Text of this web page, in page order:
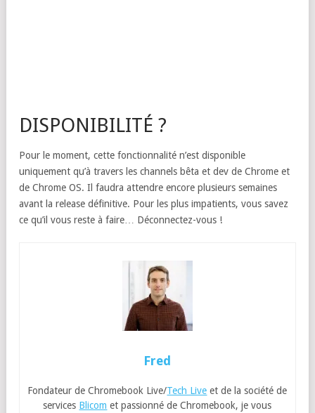
DISPONIBILITÉ ?
Pour le moment, cette fonctionnalité n’est disponible
uniquement qu’à travers les channels bêta et dev de Chrome et
de Chrome OS. Il faudra attendre encore plusieurs semaines
avant la release définitive. Pour les plus impatients, vous savez
ce qu’il vous reste à faire… Déconnectez-vous !
Fred
Fondateur de Chromebook Live/Tech Live et de la société de
services Blicom et passionné de Chromebook, je vous